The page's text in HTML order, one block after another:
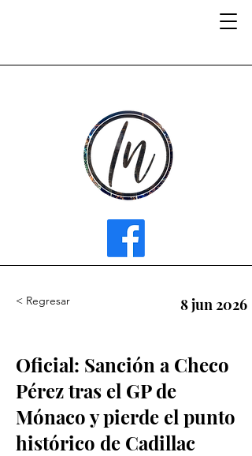
< Regresar 8 jun 2026
Oficial: Sanción a Checo
Pérez tras el GP de
Mónaco y pierde el punto
histórico de Cadillac